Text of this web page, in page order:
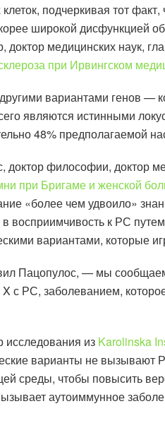
подчеркивая тот
широкой дисфункцией
доктор медицинских наук,
при Ирвингском
вариантами генов —
являются истинными
48% предполагаемой
доктор философии, доктор
при Бригаме и женской
«более чем удвоило»
в восприимчивость к РС
вариантами, которые
Пацопулос, — мы сообщаем
с РС, заболеванием,
исследования из Karolinska
варианты не вызывают
среды, чтобы повысить
аутоиммунное